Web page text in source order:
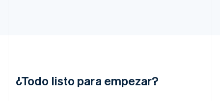
¿Todo listo para empezar?
Irlanda